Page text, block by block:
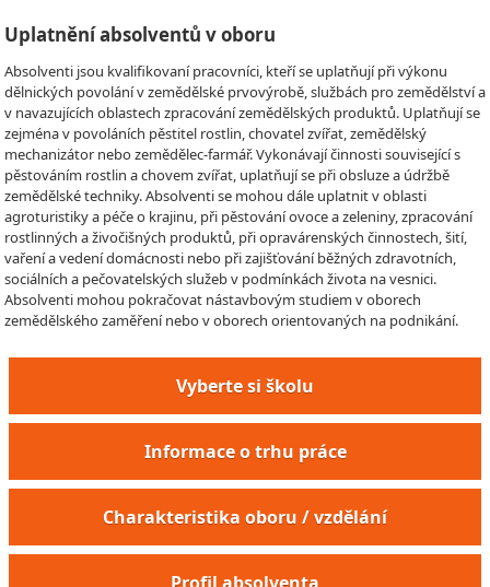
Uplatnění absolventů v oboru
Absolventi jsou kvalifikovaní pracovníci, kteří se uplatňují při výkonu
dělnických povolání v zemědělské prvovýrobě, službách pro zemědělství a
v navazujících oblastech zpracování zemědělských produktů. Uplatňují se
zejména v povoláních pěstitel rostlin, chovatel zvířat, zemědělský
mechanizátor nebo zemědělec-farmář. Vykonávají činnosti související s
pěstováním rostlin a chovem zvířat, uplatňují se při obsluze a údržbě
zemědělské techniky. Absolventi se mohou dále uplatnit v oblasti
agroturistiky a péče o krajinu, při pěstování ovoce a zeleniny, zpracování
rostlinných a živočišných produktů, při opravárenských činnostech, šití,
vaření a vedení domácnosti nebo při zajišťování běžných zdravotních,
sociálních a pečovatelských služeb v podmínkách života na vesnici.
Absolventi mohou pokračovat nástavbovým studiem v oborech
zemědělského zaměření nebo v oborech orientovaných na podnikání.
Vyberte si školu
Informace o trhu práce
Charakteristika oboru / vzdělání